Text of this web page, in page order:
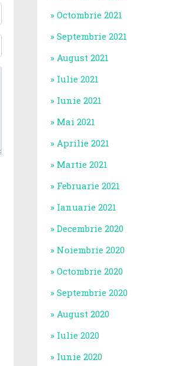
Octombrie 2021
Septembrie 2021
August 2021
Iulie 2021
Iunie 2021
Mai 2021
Aprilie 2021
Martie 2021
Februarie 2021
Ianuarie 2021
Decembrie 2020
Noiembrie 2020
Octombrie 2020
Septembrie 2020
August 2020
Iulie 2020
Iunie 2020